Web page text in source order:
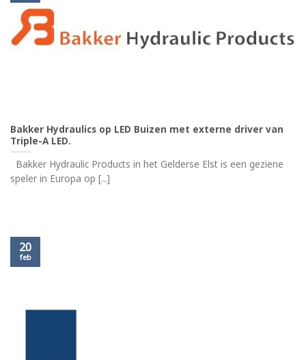
Bakker Hydraulics op LED Buizen met externe driver van
Triple-A LED.
Bakker Hydraulic Products in het Gelderse Elst is een geziene
speler in Europa op [...]
20
feb